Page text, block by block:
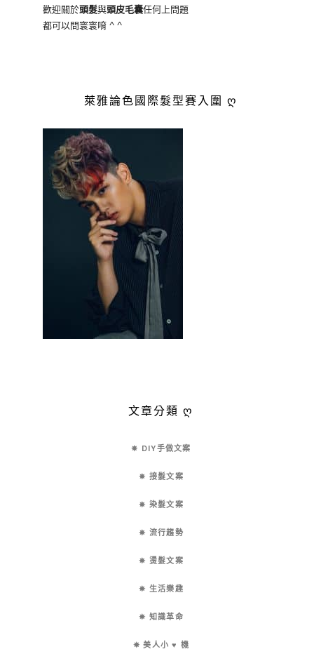
歡迎關於頭髮與頭皮毛囊任何上問題
都可以問寰寰唷 ^ ^
萊雅論色國際髮型賽入圍 ღ
文章分類 ღ
✵ DIY手做文案
✵ 接髮文案
✵ 染髮文案
✵ 流行趨勢
✵ 燙髮文案
✵ 生活樂趣
✵ 知識革命
✵ 美人小 ♥ 機